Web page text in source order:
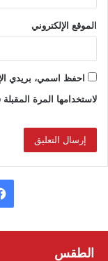
الموقع الإلكتروني
احفظ اسمي، بريدي
لاستخدامها المرة
الطقس